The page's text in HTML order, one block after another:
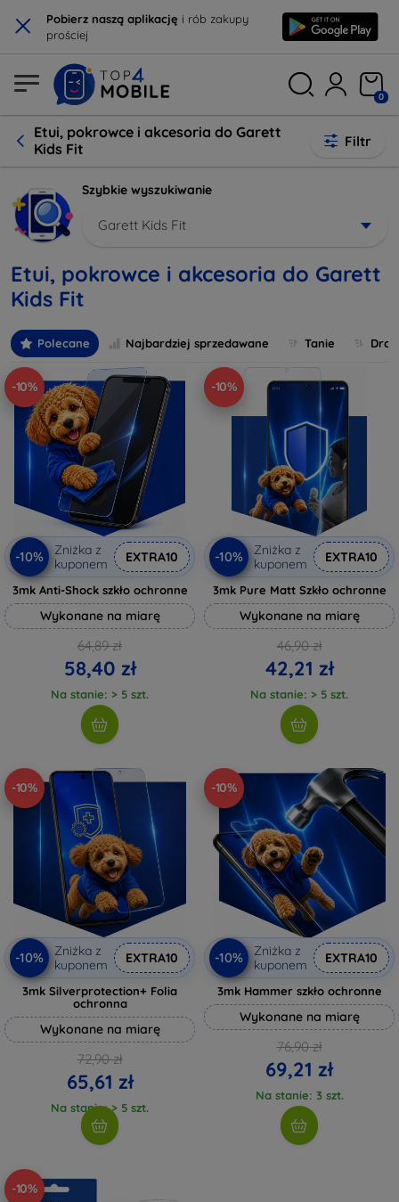
× Pobierz naszą aplikację i rób zakupy
prościej
0
Etui, pokrowce i akcesoria do Garett
Kids Fit
Filtr
Szybkie wyszukiwanie
Garett Kids Fit
Etui, pokrowce i akcesoria do Garett
Kids Fit
Polecane Najbardziej sprzedawane Tanie
-10%
-10%
Zniżka z
kuponem
EXTRA10
3mk Anti-Shock szkło ochronne
Wykonane na miarę
64,89 zł
58,40 zł
Na stanie: > 5 szt.
-10%
-10%
Zniżka z
kuponem
EXTRA10
3mk Pure Matt Szkło ochronne
Wykonane na miarę
46,90 zł
42,21 zł
Na stanie: > 5 szt.
-10%
-10%
Zniżka z
kuponem
EXTRA10
3mk Silverprotection+ Folia
ochronna
Wykonane na miarę
72,90 zł
65,61 zł
Na stanie: > 5 szt.
-10%
-10%
Zniżka z
kuponem
EXTRA10
3mk Hammer szkło ochronne
Wykonane na miarę
76,90 zł
69,21 zł
Na stanie: 3 szt.
-10%